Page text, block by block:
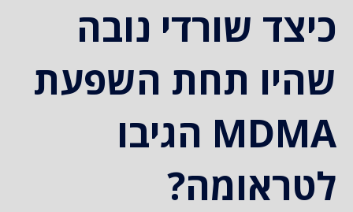
כיצד שורדי נובה
שהיו תחת השפעת
MDMA הגיבו
לטראומה?